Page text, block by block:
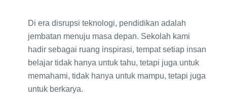
Di era disrupsi teknologi, pendidikan adalah
jembatan menuju masa depan. Sekolah kami
hadir sebagai ruang inspirasi, tempat setiap insan
belajar tidak hanya untuk tahu, tetapi juga untuk
memahami, tidak hanya untuk mampu, tetapi juga
untuk berkarya.